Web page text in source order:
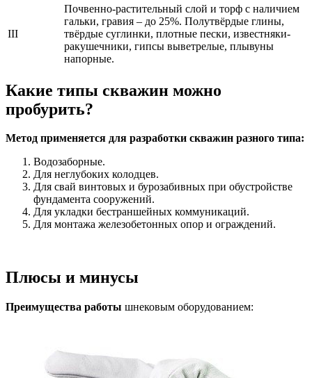
III
Почвенно-растительный слой и торф с наличием
гальки, гравия – до 25%. Полутвёрдые глины,
твёрдые суглинки, плотные пески, известняки-
ракушечники, гипсы выветрелые, плывуны
напорные.
Какие типы скважин можно
пробурить?
Метод применяется для разработки скважин разного типа:
Водозаборные.
Для неглубоких колодцев.
Для свай винтовых и бурозабивных при обустройстве
фундамента сооружений.
Для укладки бестраншейных коммуникаций.
Для монтажа железобетонных опор и ограждений.
Плюсы и минусы
Преимущества работы шнековым оборудованием: